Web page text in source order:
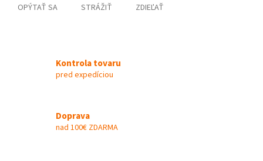
OPÝTAŤ SA STRÁŽIŤ ZDIEĽAŤ
Kontrola tovaru
pred expedíciou
Doprava
nad 100€ ZDARMA